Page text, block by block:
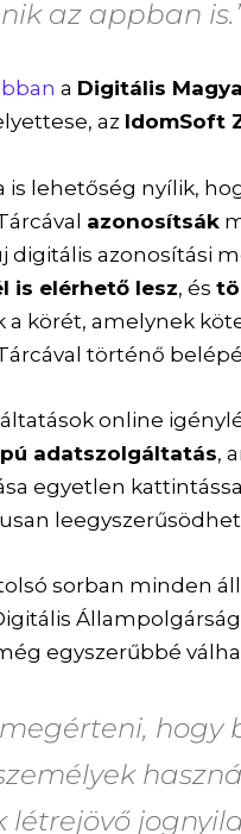
az appban
a Digitális
az IdomSoft
is lehetőség nyílik,
azonosítsák
digitális azonosítási
is elérhető lesz, és
a körét, amelynek
történő
online
adatszolgáltatás,
egyetlen
sorban minden
egyszerűbbé
megérteni,
létrejövő